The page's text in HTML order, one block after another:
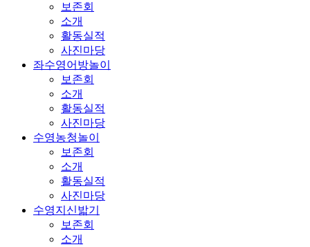
보존회
소개
활동실적
사진마당
좌수영어방놀이
보존회
소개
활동실적
사진마당
수영농청놀이
보존회
소개
활동실적
사진마당
수영지신밟기
보존회
소개